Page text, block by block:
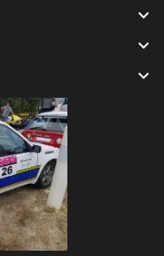


